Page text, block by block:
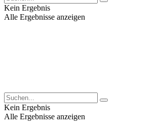
Kein Ergebnis
Alle Ergebnisse anzeigen
Kein Ergebnis
Alle Ergebnisse anzeigen